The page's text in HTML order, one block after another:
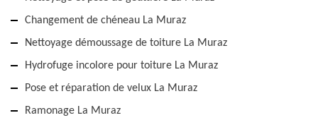
Changement de chéneau La Muraz
Nettoyage démoussage de toiture La Muraz
Hydrofuge incolore pour toiture La Muraz
Pose et réparation de velux La Muraz
Ramonage La Muraz